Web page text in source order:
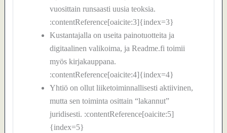
vuosittain runsaasti uusia teoksia.
:contentReference[oaicite:3]{index=3}
Kustantajalla on useita painotuotteita ja
digitaalinen valikoima, ja Readme.fi toimii
myös kirjakauppana.
:contentReference[oaicite:4]{index=4}
Yhtiö on ollut liiketoiminnallisesti aktiivinen,
mutta sen toiminta osittain “lakannut”
juridisesti. :contentReference[oaicite:5]
{index=5}